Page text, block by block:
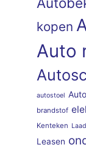
kopen
Auto
autostoel
brandstof
Kenteken
Leasen